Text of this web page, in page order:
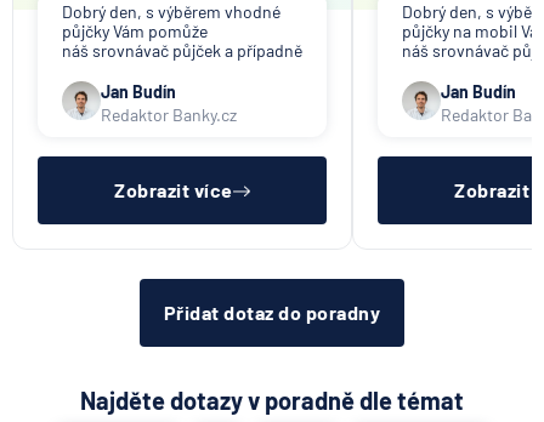
Stavební spořitelna České spořitelny
SV pojišťovna
Trinity Bank
UniCredit Bank
UNIQA pojišťovna
Volksbank Löbau-Zittau eG
Volksbank Raiffeisenbank Nordoberpfalz eG
Všeobecná zdravotní pojišťovna
Východosaská spořitelna Drážďany
Dobrý den, s výběrem vhodné
půjčky Vám pomůže
náš srovnávač půjček a případně
půjček. Pro získání půjčky je
třeba mít dostatečný příjem,
nebýt ve zkušební ani výpovědní
Jan Budín
Redaktor Banky.cz
Zobrazit více
Dobrý den, s
půjčky na mobil
náš srovnávač
půjček. Pro získání
nákupu na
dostatečný
Jan Budín
Redaktor
Zobrazit
Přidat dotaz do poradny
Najděte dotazy v poradně dle témat